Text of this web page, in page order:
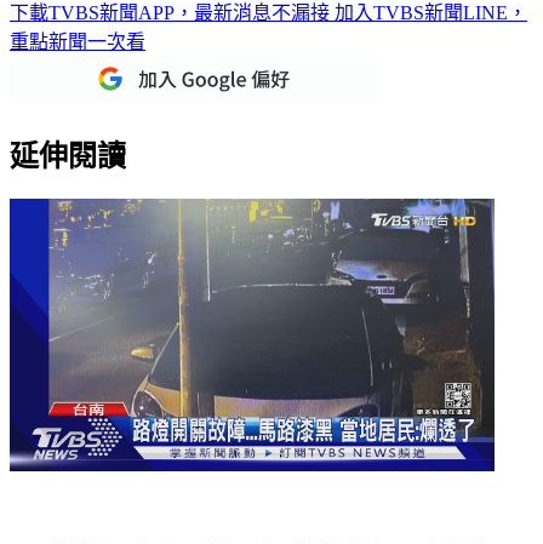
下載TVBS新聞APP，最新消息不漏接 加入TVBS新聞LINE，
重點新聞一次看
延伸閱讀